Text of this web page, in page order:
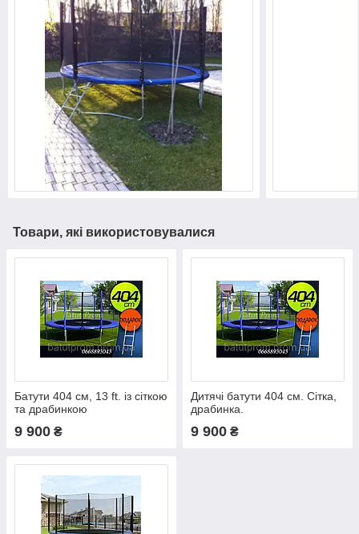
Товари, які використовувалися
Батути 404 см, 13 ft. із сіткою
та драбинкою
9 900 ₴
Дитячі батути 404 см. Сітка,
драбинка.
9 900 ₴